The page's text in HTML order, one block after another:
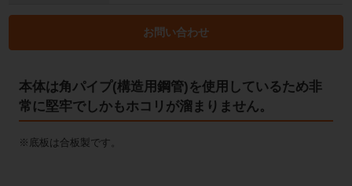
お問い合わせ
本体は角パイプ(構造用鋼管)を使用しているため非
常に堅牢でしかもホコリが溜まりません。
※底板は合板製です。